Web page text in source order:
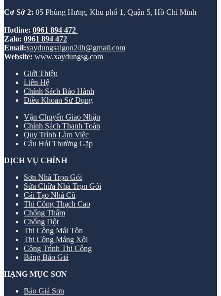
Cơ Sở 2: 05 Phùng Hưng, Khu phố 1, Quận 5, Hồ Chí Minh
Hotline: 0961 894 472
Zalo: 0961 894 472
Email:xaydungsaigon24h@gmail.com
Website: www.xaydungsg.com
Giới Thiệu
Liên Hệ
Chính Sách Bảo Hành
Điều Khoản Sử Dụng
Vận Chuyển Giao Nhận
Chính Sách Thanh Toán
Quy Trình Làm Việc
Câu Hỏi Thường Gặp
DỊCH VỤ CHÍNH
Sơn Nhà Trọn Gói
Sửa Chữa Nhà Trọn Gói
Cải Tạo Nhà Cũ
Thi Công Thạch Cao
Chống Thấm
Chống Dột
Thi Công Mái Tôn
Thi Công Máng Xối
Công Trình Thi Công
Bảng Báo Giá
HẠNG MỤC SƠN
Báo Giá Sơn